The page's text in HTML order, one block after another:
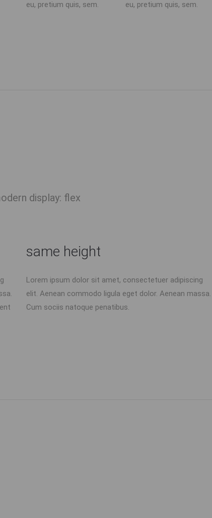
eu, pretium quis, sem.
eu, pretium quis, sem.
display: flex
same height
Lorem ipsum dolor sit amet, consectetuer adipiscing
elit. Aenean commodo ligula eget dolor. Aenean massa.
Cum sociis natoque penatibus.